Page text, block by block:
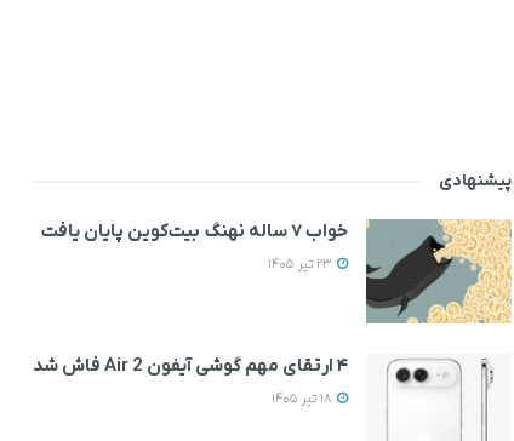
پیشنهادی
خواب ۷ ساله نهنگ بیت‌کوین پایان یافت
۴ ارتقای مهم گوشی آیفون Air 2 فاش شد